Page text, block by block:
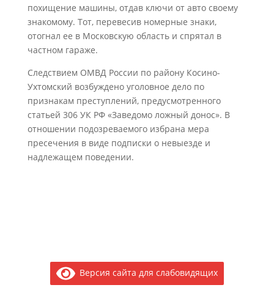
похищение машины, отдав ключи от авто своему
знакомому. Тот, перевесив номерные знаки,
отогнал ее в Московскую область и спрятал в
частном гараже.
Следствием ОМВД России по району Косино-
Ухтомский возбуждено уголовное дело по
признакам преступлений, предусмотренного
статьей 306 УК РФ «Заведомо ложный донос». В
отношении подозреваемого избрана мера
пресечения в виде подписки о невыезде и
надлежащем поведении.
Версия сайта для слабовидящих